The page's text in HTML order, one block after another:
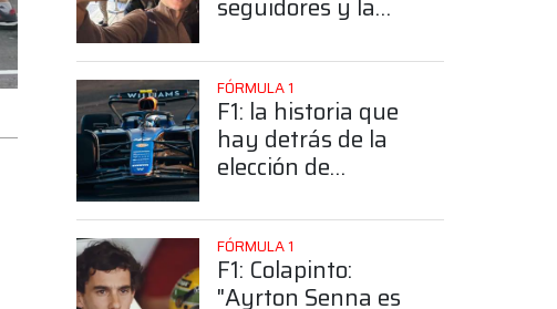
posición de
Colapinto
FÓRMULA 1
F1: la historia que
hay detrás de la
elección de
número 43
FÓRMULA 1
F1: Colapinto:
"Ayrton Senna es